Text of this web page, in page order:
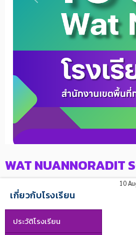
WAT NUANNORADIT
เกี่ยวกับโรงเรียน
ประวัติโรงเรียน
10